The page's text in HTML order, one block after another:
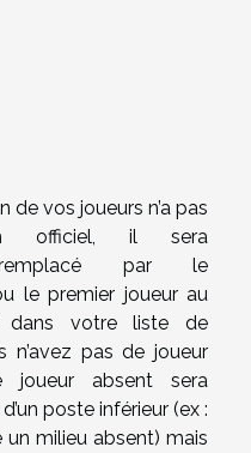
de vos joueurs n’a pas
officiel, il sera
remplacé par le
le premier joueur au
dans votre liste de
n’avez pas de joueur
absent sera
poste inférieur (ex :
milieu absent) mais